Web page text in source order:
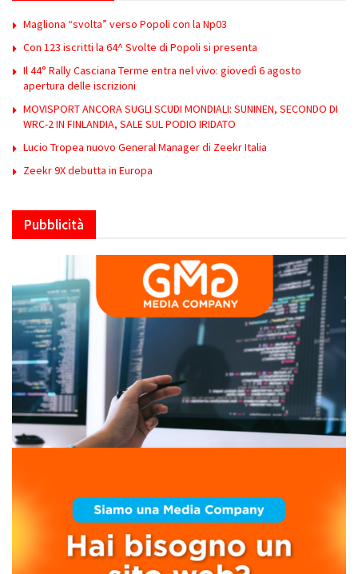
Magliona “svolta” verso Popoli con la Np03
Con 123 iscritti la 64^ Svolte di Popoli si presenta
Il 44° Rally Casciana Terme entra nel vivo: giovedì 6 agosto
apertura delle iscrizioni
MOVISPORT ANCORA SUGLI SCUDI MONDIALI: SUNINEN, SECONDO DI
WRC-2 IN FINLANDIA, SALE SUL PODIO IRIDATO
Lucio Tropea nuovo General Manager di Zeekr Italia
Zeekr 9X debutta in Europa
Pubblicità